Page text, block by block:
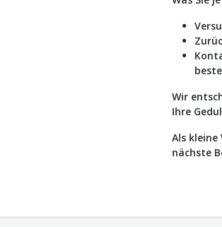
Wir
Ihre
Als
nächste